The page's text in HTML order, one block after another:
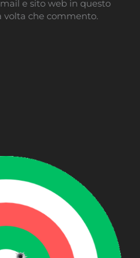
e sito web in questo
volta che commento.